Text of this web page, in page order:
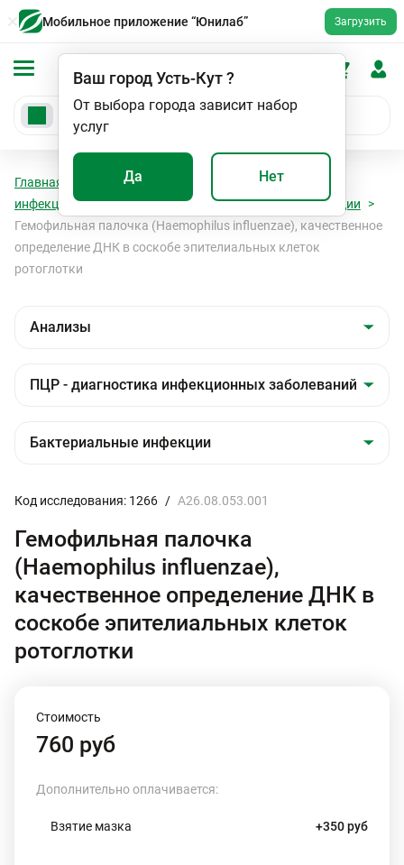
Мобильное приложение “Юнилаб” Загрузить
Ваш городУсть-Кут?
От выбора города зависит набор
услуг
Да Нет
Главная Анализы
ПЦР - диагностика
инфекционных заболеваний
Бактериальные инфекции
Гемофильная палочка (Haemophilus influenzae), качественное
определение ДНК в соскобе эпителиальных клеток
ротоглотки
Код исследования: 1266 / A26.08.053.001
Гемофильная палочка
(Haemophilus influenzae),
качественное определение ДНК в
соскобе эпителиальных клеток
ротоглотки
Стоимость
760 руб
Дополнительно оплачивается:
Взятие мазка +350 руб